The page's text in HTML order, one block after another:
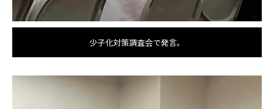
少子化対策調査会で発言。